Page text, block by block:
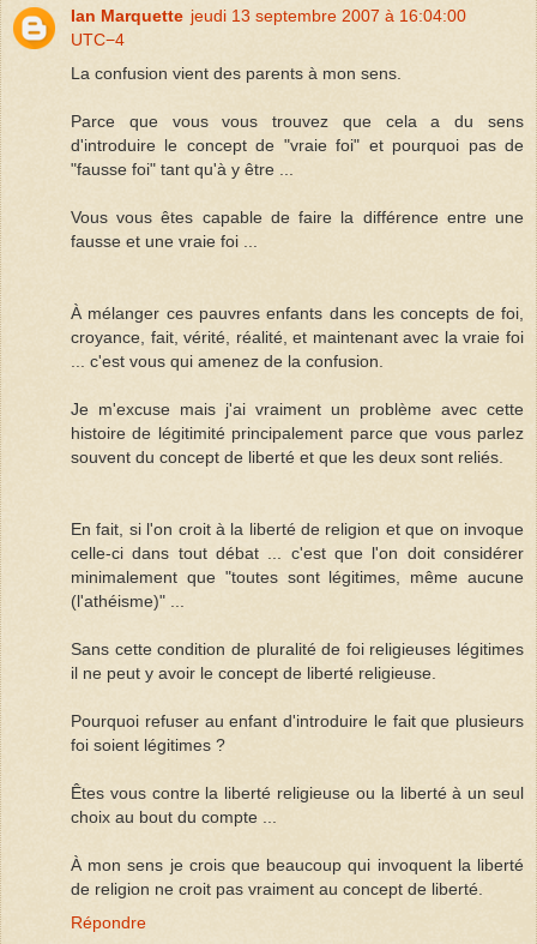
Ian Marquette jeudi 13 septembre 2007 à 16:04:00
UTC−4
La confusion vient des parents à mon sens.
Parce que vous vous trouvez que cela a du sens
d'introduire le concept de "vraie foi" et pourquoi pas de
"fausse foi" tant qu'à y être ...
Vous vous êtes capable de faire la différence entre une
fausse et une vraie foi ...
À mélanger ces pauvres enfants dans les concepts de foi,
croyance, fait, vérité, réalité, et maintenant avec la vraie foi
... c'est vous qui amenez de la confusion.
Je m'excuse mais j'ai vraiment un problème avec cette
histoire de légitimité principalement parce que vous parlez
souvent du concept de liberté et que les deux sont reliés.
En fait, si l'on croit à la liberté de religion et que on invoque
celle-ci dans tout débat ... c'est que l'on doit considérer
minimalement que "toutes sont légitimes, même aucune
(l'athéisme)" ...
Sans cette condition de pluralité de foi religieuses légitimes
il ne peut y avoir le concept de liberté religieuse.
Pourquoi refuser au enfant d'introduire le fait que plusieurs
foi soient légitimes ?
Êtes vous contre la liberté religieuse ou la liberté à un seul
choix au bout du compte ...
À mon sens je crois que beaucoup qui invoquent la liberté
de religion ne croit pas vraiment au concept de liberté.
Répondre